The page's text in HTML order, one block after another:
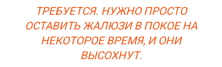
ТРЕБУЕТСЯ. НУЖНО ПРОСТО
ОСТАВИТЬ ЖАЛЮЗИ В ПОКОЕ НА
НЕКОТОРОЕ ВРЕМЯ, И ОНИ
ВЫСОХНУТ.